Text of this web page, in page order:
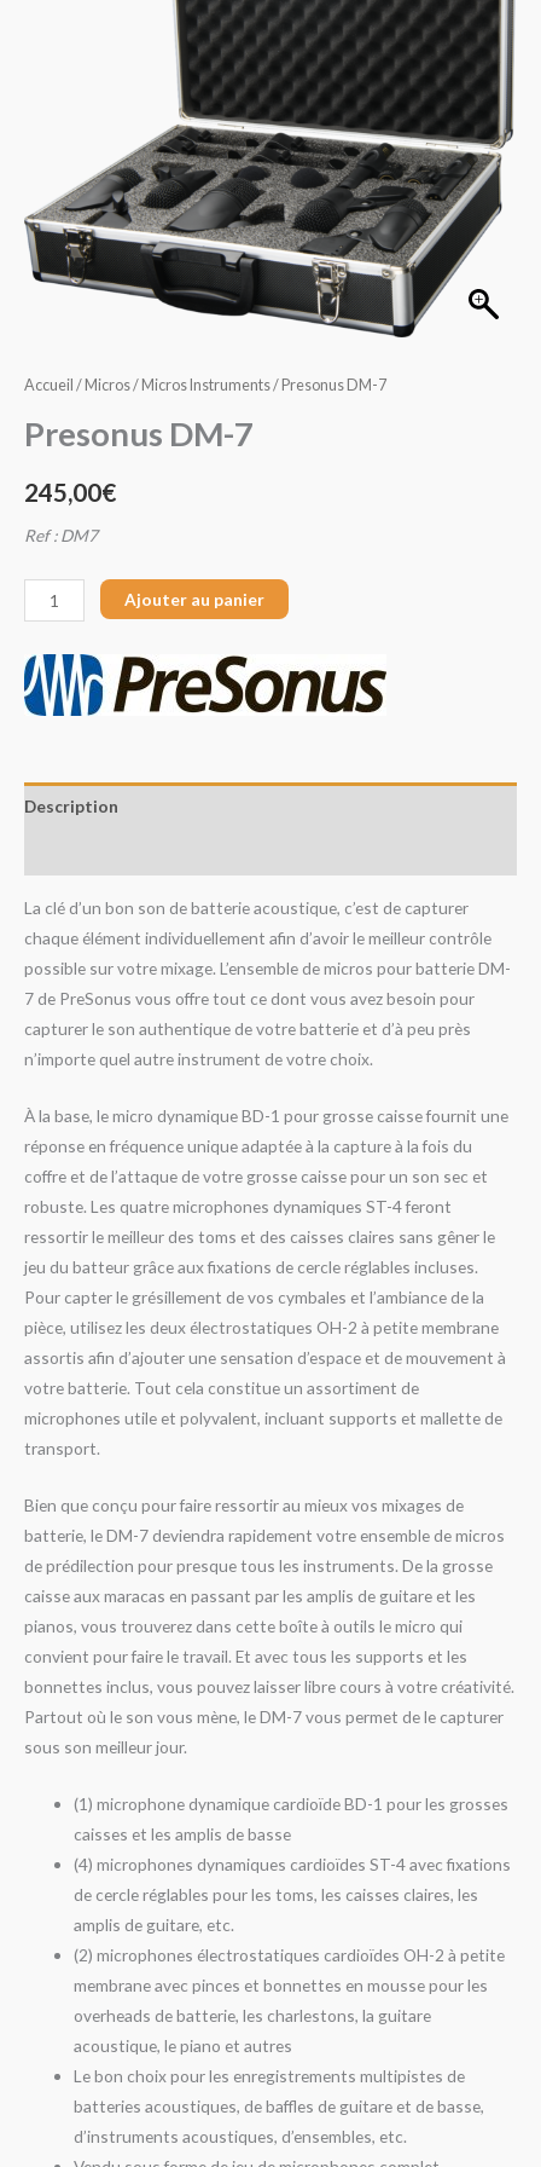
Accueil / Micros/ Micros Instruments/ Presonus DM-7
Presonus DM-7
245,00€
Ref : DM7
Ajouter au panier
Description
La clé d’un bon son de batterie acoustique, c’est de capturer
chaque élément individuellement afin d’avoir le meilleur contrôle
possible sur votre mixage. L’ensemble de micros pour batterie DM-
7 de PreSonus vous offre tout ce dont vous avez besoin pour
capturer le son authentique de votre batterie et d’à peu près
n’importe quel autre instrument de votre choix.
À la base, le micro dynamique BD-1 pour grosse caisse fournit une
réponse en fréquence unique adaptée à la capture à la fois du
coffre et de l’attaque de votre grosse caisse pour un son sec et
robuste. Les quatre microphones dynamiques ST-4 feront
ressortir le meilleur des toms et des caisses claires sans gêner le
jeu du batteur grâce aux fixations de cercle réglables incluses.
Pour capter le grésillement de vos cymbales et l’ambiance de la
pièce, utilisez les deux électrostatiques OH-2 à petite membrane
assortis afin d’ajouter une sensation d’espace et de mouvement à
votre batterie. Tout cela constitue un assortiment de
microphones utile et polyvalent, incluant supports et mallette de
transport.
Bien que conçu pour faire ressortir au mieux vos mixages de
batterie, le DM-7 deviendra rapidement votre ensemble de micros
de prédilection pour presque tous les instruments. De la grosse
caisse aux maracas en passant par les amplis de guitare et les
pianos, vous trouverez dans cette boîte à outils le micro qui
convient pour faire le travail. Et avec tous les supports et les
bonnettes inclus, vous pouvez laisser libre cours à votre créativité.
Partout où le son vous mène, le DM-7 vous permet de le capturer
sous son meilleur jour.
(1) microphone dynamique cardioïde BD-1 pour les grosses
caisses et les amplis de basse
(4) microphones dynamiques cardioïdes ST-4 avec fixations
de cercle réglables pour les toms, les caisses claires, les
amplis de guitare, etc.
(2) microphones électrostatiques cardioïdes OH-2 à petite
membrane avec pinces et bonnettes en mousse pour les
overheads de batterie, les charlestons, la guitare
acoustique, le piano et autres
Le bon choix pour les enregistrements multipistes de
batteries acoustiques, de baffles de guitare et de basse,
d’instruments acoustiques, d’ensembles, etc.